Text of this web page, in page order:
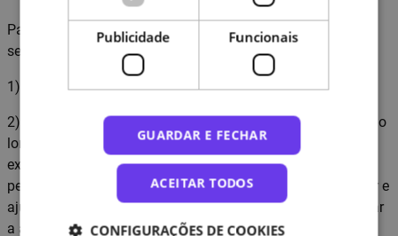
Para ter direito ao certificado do curso terá de cumprir os
seguintes requisitos:
1) Assistir a todos os conteúdos dos cursos até ao fim
2) Participar em todos os exercícios interativos propostos ao
longo do curso. Atenção, nenhum exercício é avaliado. Os
exercícios e perguntas têm apenas como objetivo ajudá-lo
perceber o que aprendeu e o que precisa de voltar a estudar e
ajudar o INA a refletir sobre melhorias no curso para facilitar
a aprendizagem dos formandos
Publicidade Funcionais
GUARDAR E FECHAR
ACEITAR TODOS
CONFIGURAÇÕES DE COOKIES